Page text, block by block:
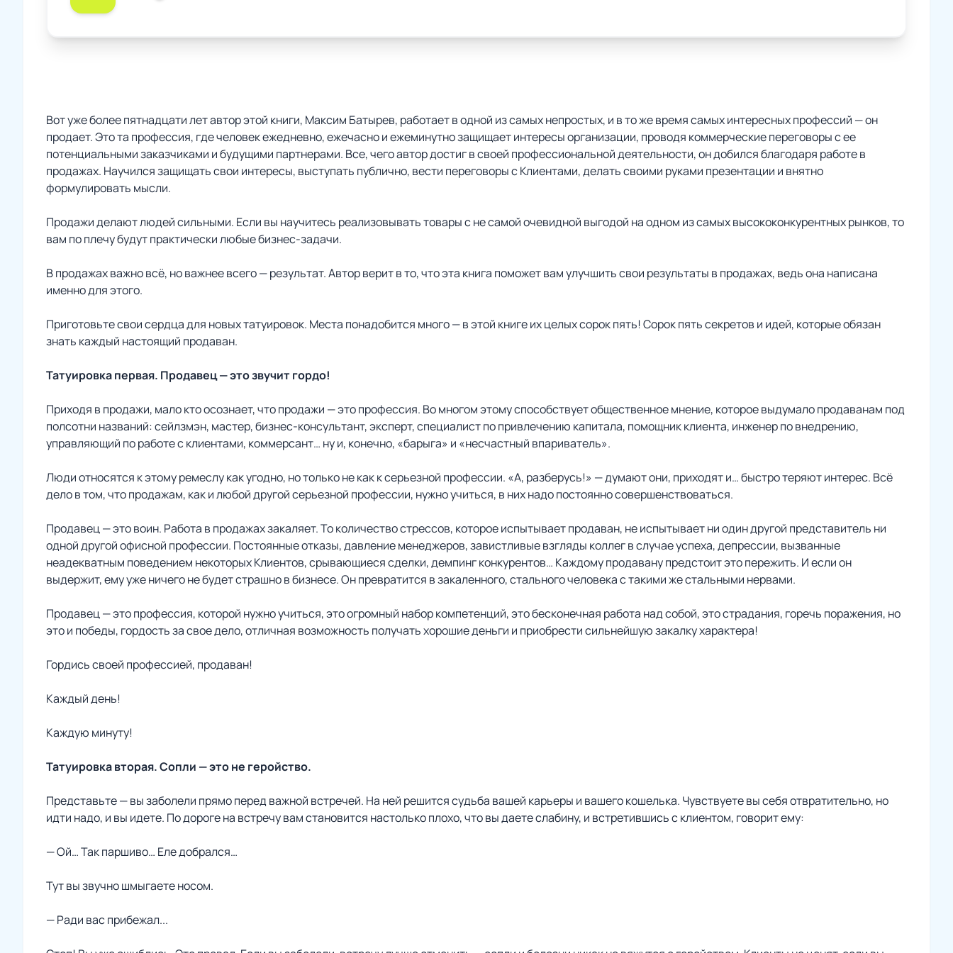
Вот уже более пятнадцати лет автор этой книги, Максим Батырев, работает в одной из самых непростых, и в то же время самых интересных профессий — он
продает. Это та профессия, где человек ежедневно, ежечасно и ежеминутно защищает интересы организации, проводя коммерческие переговоры с ее
потенциальными заказчиками и будущими партнерами. Все, чего автор достиг в своей профессиональной деятельности, он добился благодаря работе в
продажах. Научился защищать свои интересы, выступать публично, вести переговоры с Клиентами, делать своими руками презентации и внятно
формулировать мысли.
Продажи делают людей сильными. Если вы научитесь реализовывать товары с не самой очевидной выгодой на одном из самых высококонкурентных рынков, то
вам по плечу будут практически любые бизнес-задачи.
В продажах важно всё, но важнее всего — результат. Автор верит в то, что эта книга поможет вам улучшить свои результаты в продажах, ведь она написана
именно для этого.
Приготовьте свои сердца для новых татуировок. Места понадобится много — в этой книге их целых сорок пять! Сорок пять секретов и идей, которые обязан
знать каждый настоящий продаван.
Татуировка первая. Продавец — это звучит гордо!
Приходя в продажи, мало кто осознает, что продажи — это профессия. Во многом этому способствует общественное мнение, которое выдумало продаванам под
полсотни названий: сейлзмэн, мастер, бизнес-консультант, эксперт, специалист по привлечению капитала, помощник клиента, инженер по внедрению,
управляющий по работе с клиентами, коммерсант… ну и, конечно, «барыга» и «несчастный впариватель».
Люди относятся к этому ремеслу как угодно, но только не как к серьезной профессии. «А, разберусь!» — думают они, приходят и… быстро теряют интерес. Всё
дело в том, что продажам, как и любой другой серьезной профессии, нужно учиться, в них надо постоянно совершенствоваться.
Продавец — это воин. Работа в продажах закаляет. То количество стрессов, которое испытывает продаван, не испытывает ни один другой представитель ни
одной другой офисной профессии. Постоянные отказы, давление менеджеров, завистливые взгляды коллег в случае успеха, депрессии, вызванные
неадекватным поведением некоторых Клиентов, срывающиеся сделки, демпинг конкурентов… Каждому продавану предстоит это пережить. И если он
выдержит, ему уже ничего не будет страшно в бизнесе. Он превратится в закаленного, стального человека с такими же стальными нервами.
Продавец — это профессия, которой нужно учиться, это огромный набор компетенций, это бесконечная работа над собой, это страдания, горечь поражения, но
это и победы, гордость за свое дело, отличная возможность получать хорошие деньги и приобрести сильнейшую закалку характера!
Гордись своей профессией, продаван!
Каждый день!
Каждую минуту!
Татуировка вторая. Сопли — это не геройство.
Представьте — вы заболели прямо перед важной встречей. На ней решится судьба вашей карьеры и вашего кошелька. Чувствуете вы себя отвратительно, но
идти надо, и вы идете. По дороге на встречу вам становится настолько плохо, что вы даете слабину, и встретившись с клиентом, говорит ему:
— Ой… Так паршиво… Еле добрался…
Тут вы звучно шмыгаете носом.
— Ради вас прибежал...